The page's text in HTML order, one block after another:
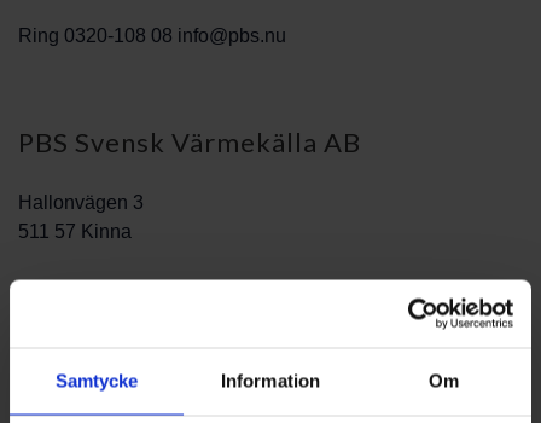
Samtycke Information Om
Ring 0320-108 08 info@pbs.nu
PBS Svensk Värmekälla AB
Hallonvägen 3
511 57 Kinna